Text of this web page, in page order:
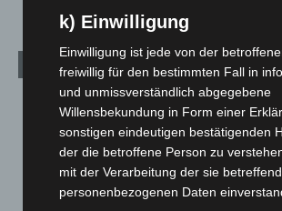
Kategorien
Blaulicht
Corona-News
Hannover und Region
Langenhagen und Ortsteile
k) Einwilligung
Einwilligung ist jede von der
freiwillig für den bestimmten Fall in
und unmissverständlich abgegebene
Willensbekundung in Form einer
sonstigen eindeutigen bestätigenden
der die betroffene Person zu
mit der Verarbeitung der sie
personenbezogenen Daten